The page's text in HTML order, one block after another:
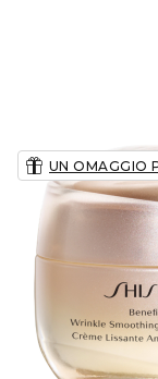
UN OMAGGIO